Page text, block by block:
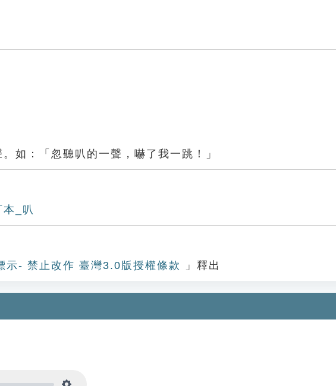
如：「忽聽叭的一聲，嚇了我一跳！」
_叭
示- 禁止改作 臺灣3.0版授權條款 」釋出